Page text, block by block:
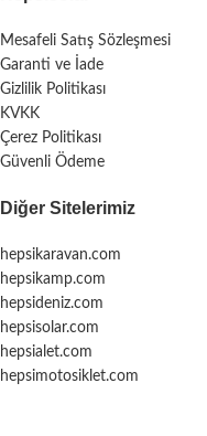
Mesafeli Satış Sözleşmesi
Garanti ve İade
Gizlilik Politikası
KVKK
Çerez Politikası
Güvenli Ödeme
Diğer Sitelerimiz
hepsikaravan.com
hepsikamp.com
hepsideniz.com
hepsisolar.com
hepsialet.com
hepsimotosiklet.com